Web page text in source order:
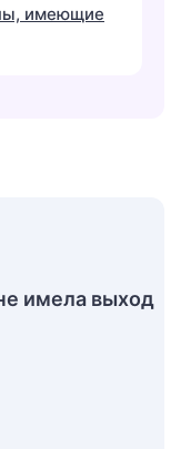
имеющие
имела выход